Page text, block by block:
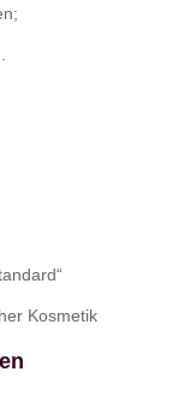
Kosmetik